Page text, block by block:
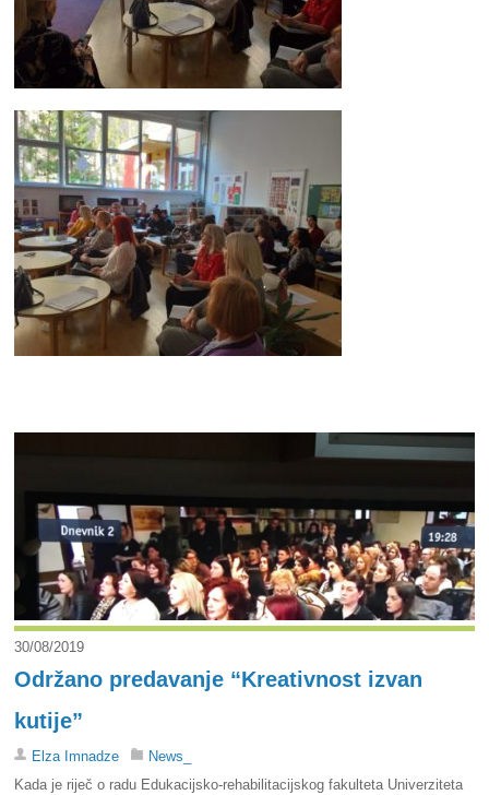
30/08/2019
Održano predavanje “Kreativnost izvan
kutije”
Elza Imnadze
News_
Kada je riječ o radu Edukacijsko-rehabilitacijskog fakulteta Univerziteta